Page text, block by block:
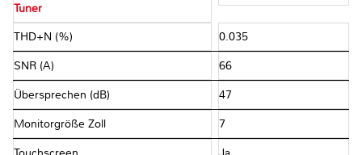
Tuner
THD+N (%) 0.035
SNR (A) 66
Übersprechen (dB) 47
Monitorgröße Zoll 7